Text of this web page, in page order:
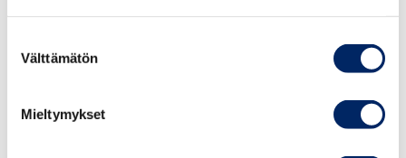
valinta
Välttämätön
Mieltymykset